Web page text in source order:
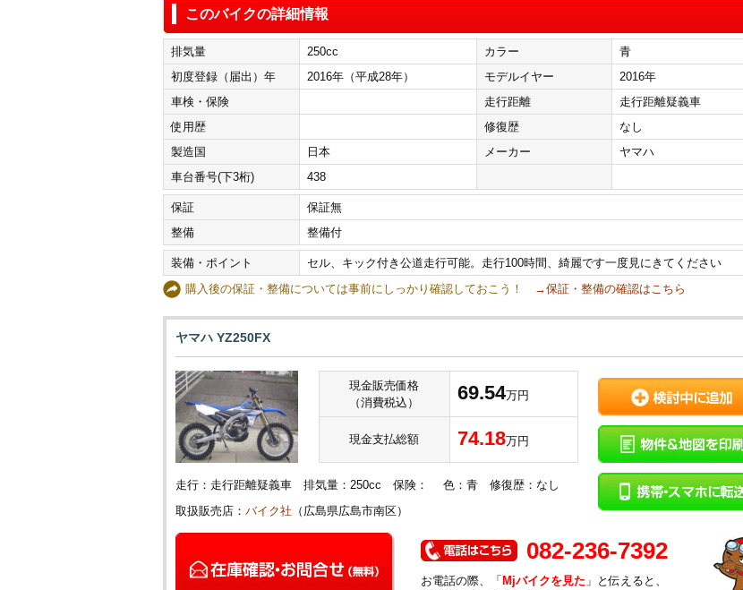
このバイクの詳細情報
排気量 250cc カラー
青
初度登録（届出）年
2016年（平成28年） モデルイヤー
2016年
車検・保険
走行距離
走行距離疑義車
使用歴
修復歴
なし
製造国
日本 メーカー
ヤマハ
車台番号(下3桁)
438
保証
保証無
整備
整備付
装備・ポイント
セル、キック付き公道走行可能。走行100時間、綺麗です一度見にきてください
購入後の保証・整備については事前にしっかり確認しておこう！
→保証・整備の確認はこちら
ヤマハ YZ250FX
現金販売価格
（消費税込）
69.54万円
現金支払総額 74.18万円
走行：走行距離疑義車 排気量：250cc 保険： 色：青 修復歴：なし
取扱販売店： バイク社 （広島県広島市南区）
082-236-7392
お電話の際、「 Mjバイクを見た 」と伝えると、